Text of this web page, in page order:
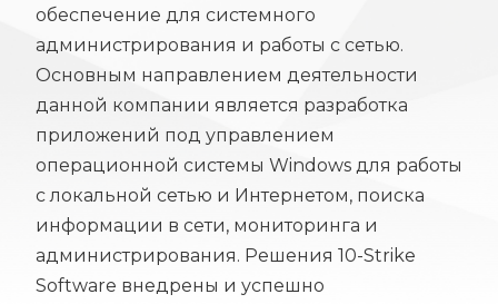
обеспечение для системного
администрирования и работы с сетью.
Основным направлением деятельности
данной компании является разработка
приложений под управлением
операционной системы Windows для работы
с локальной сетью и Интернетом, поиска
информации в сети, мониторинга и
администрирования. Решения 10-Strike
Software внедрены и успешно